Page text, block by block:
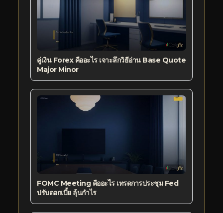
คู่เงิน Forex คืออะไร เจาะลึกวิธีอ่าน Base Quote
Major Minor
FOMC Meeting คืออะไร เทรดการประชุม Fed
ปรับดอกเบี้ย ลุ้นกำไร